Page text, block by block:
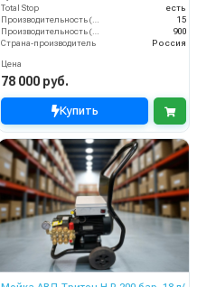
Total Stop
есть
Производительность (л/мин)
15
Производительность (л/ч)
900
Страна-производитель
Россия
Цена
78 000 руб.
Купить